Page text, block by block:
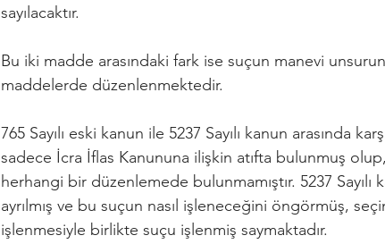
sayılacaktır.
Bu iki madde arasındaki fark ise suçun manevi
maddelerde düzenlenmektedir.
765 Sayılı eski kanun ile 5237 Sayılı kanun arasında
sadece İcra İflas Kanununa ilişkin atıfta bulunmuş
herhangi bir düzenlemede bulunmamıştır. 5237
ayrılmış ve bu suçun nasıl işleneceğini öngörmüş,
işlenmesiyle birlikte suçu işlenmiş saymaktadır.